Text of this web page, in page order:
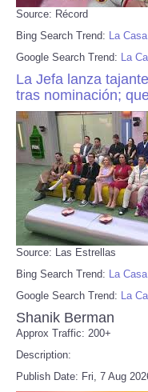
Source: Récord
Bing Search Trend: La
Google Search Trend: La
La Jefa lanza
tras nominación;
Source: Las Estrellas
Bing Search Trend: La
Google Search Trend: La
Shanik Berman
Approx Traffic: 200+
Description:
Publish Date: Fri, 7 Aug